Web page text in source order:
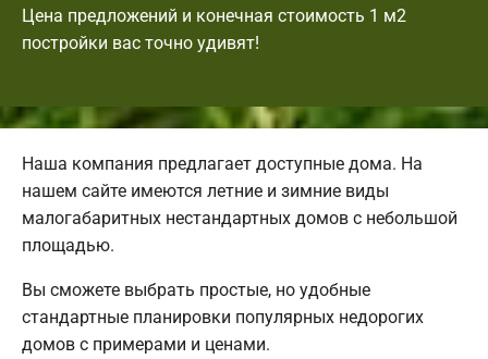
Цена предложений и конечная стоимость 1 м2
постройки вас точно удивят!
Наша компания предлагает доступные дома. На
нашем сайте имеются летние и зимние виды
малогабаритных нестандартных домов с небольшой
площадью.
Вы сможете выбрать простые, но удобные
стандартные планировки популярных недорогих
домов с примерами и ценами.